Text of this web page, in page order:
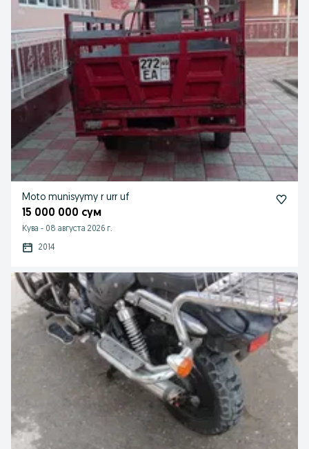
Moto munisyymy r urr uf
15 000 000 сум
Кува - 08 августа 2026 г.
2014